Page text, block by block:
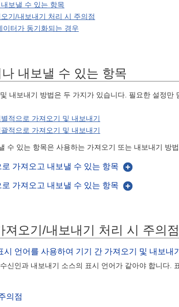
보낼 수 있는 항목
기/내보내기 처리 시 주의점
이터가 동기화되는 경우
내보낼 수 있는 항목
내보내기 방법은 두 가지가 있습니다. 필요한 설정
적으로 가져오기 및 내보내기
적으로 가져오기 및 내보내기
수 있는 항목은 사용하는 가져오기 또는 내보내기 방
가져오고 내보낼 수 있는 항목
로 가져오고 내보낼 수 있는 항목
져오기/내보내기 처리 시 주의점
시 언어를 사용하여 기기 간 가져오기 및 내보내기
신인과 내보내기 소스의 표시 언어가 같아야 합니다.
의점